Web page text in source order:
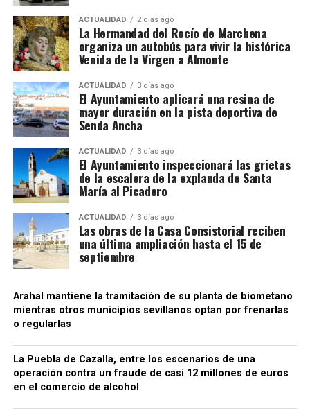
ACTUALIDAD 2 días ago
La Hermandad del Rocío de Marchena
organiza un autobús para vivir la histórica
Venida de la Virgen a Almonte
ACTUALIDAD 3 días ago
El Ayuntamiento aplicará una resina de
mayor duración en la pista deportiva de
Senda Ancha
ACTUALIDAD 3 días ago
El Ayuntamiento inspeccionará las grietas
de la escalera de la explanda de Santa
María al Picadero
ACTUALIDAD 3 días ago
Las obras de la Casa Consistorial reciben
una última ampliación hasta el 15 de
septiembre
Arahal mantiene la tramitación de su planta de biometano
mientras otros municipios sevillanos optan por frenarlas
o regularlas
La Puebla de Cazalla, entre los escenarios de una
operación contra un fraude de casi 12 millones de euros
en el comercio de alcohol